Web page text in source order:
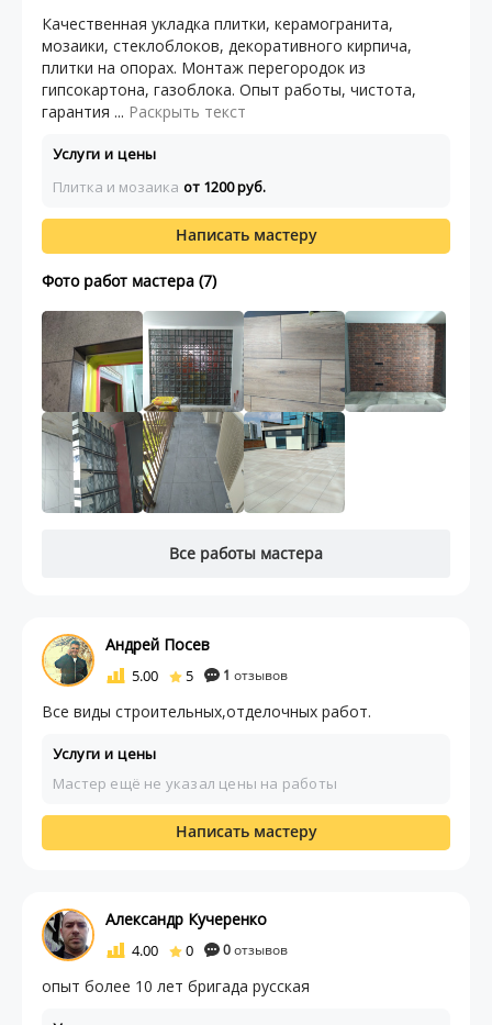
Качественная укладка плитки, керамогранита,
мозаики, стеклоблоков, декоративного кирпича,
плитки на опорах. Монтаж перегородок из
гипсокартона, газоблока. Опыт работы, чистота,
гарантия ... Раскрыть текст
Услуги и цены
Плитка и мозаика от 1200 руб.
Написать мастеру
Фото работ мастера (7)
Все работы мастера
Андрей Посев
5.00 5 1 отзывов
Все виды строительных,отделочных работ.
Услуги и цены
Мастер ещё не указал цены на работы
Написать мастеру
Александр Кучеренко
4.00 0 0отзывов
опыт более 10 лет бригада русская